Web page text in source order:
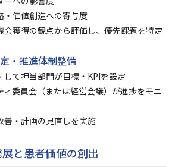
価値創造への寄与度
獲得の観点から評価し、優先課題を特定
・推進体制整備
て担当部門が目標・KPIを設定
委員会（または経営会議）が進捗をモニ
・計画の見直しを実施
と患者価値の創出